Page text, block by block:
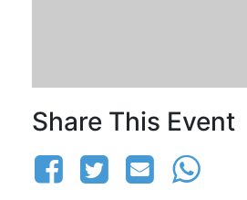
Share This Event